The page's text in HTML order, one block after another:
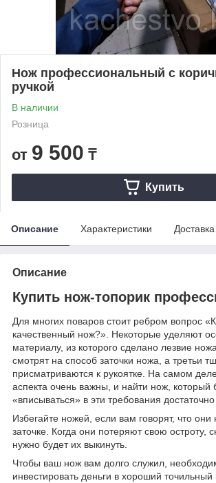
Нож профессиональный с
ручкой
В наличии
Розница
от 9 500 ₸
Купить
Описание Характеристики Доставка
Описание
Купить нож-топорик
Для многих поваров стоит ребром вопрос
качественный нож?». Некоторые уделяют
материалу, из которого сделано лезвие
смотрят на способ заточки ножа, а третьи
присматриваются к рукоятке. На самом
аспекта очень важны, и найти нож, который
«вписываться» в эти требования
Избегайте ножей, если вам говорят, что
заточке. Когда они потеряют свою остроту,
нужно будет их выкинуть.
Чтобы ваш нож вам долго служил,
инвестировать деньги в хороший